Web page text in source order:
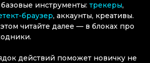
базовые инструменты:трекеры,
браузер, аккаунты, креативы.
читайте далее — в блоках про
действий поможет новичку не